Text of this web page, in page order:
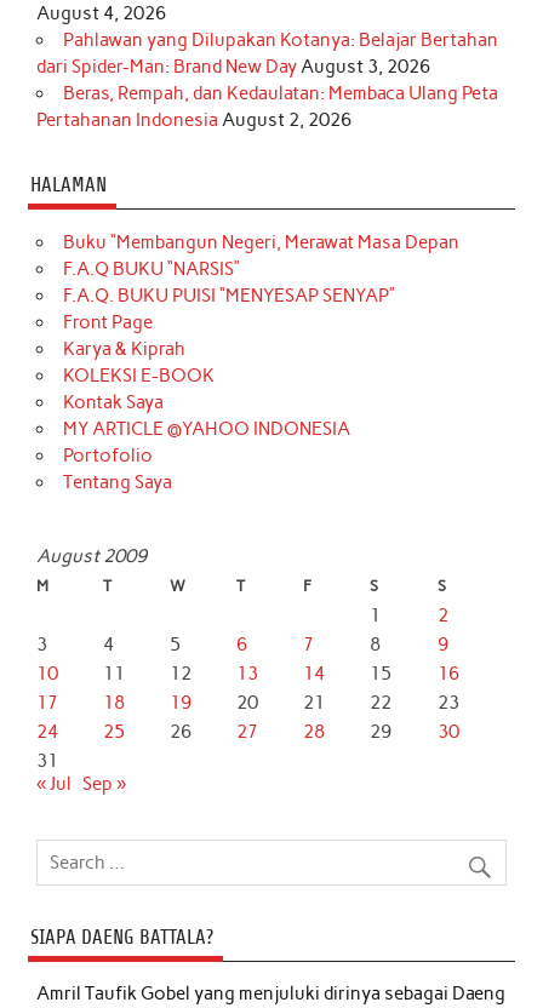
August 4, 2026
Pahlawan yang Dilupakan Kotanya: Belajar Bertahan
dari Spider-Man: Brand New DayAugust 3, 2026
Beras, Rempah, dan Kedaulatan: Membaca Ulang Peta
Pertahanan Indonesia August 2, 2026
HALAMAN
Buku “Membangun Negeri, Merawat Masa Depan
F.A.Q BUKU “NARSIS”
F.A.Q. BUKU PUISI “MENYESAP SENYAP”
Front Page
Karya & Kiprah
KOLEKSI E-BOOK
Kontak Saya
MY ARTICLE @YAHOO INDONESIA
Portofolio
Tentang Saya
August 2009
M T W T F S S
1
2
3
4 5 6 7 8
9
10
11 12 13 14 15
16
17
18 19 20 21 22
23
24
25 26 27 28 29
30
31
« Jul Sep »
SIAPA DAENG BATTALA?
Amril Taufik Gobelyang menjuluki dirinya sebagai Daeng